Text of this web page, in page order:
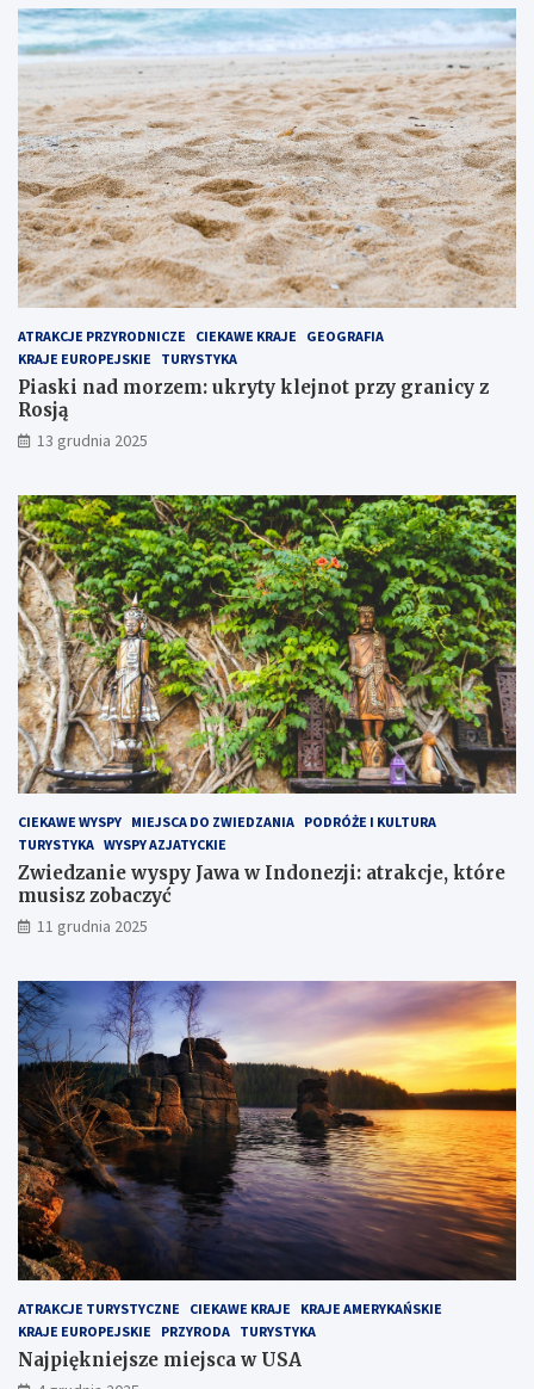
j
p
o
p
u
l
a
r
n
i
e
j
s
z
e
m
i
e
j
s
n
a
P
ó
ł
w
y
s
p
i
e
H
e
s
k
i
m
?
t
p
r
z
y
g
r
a
n
i
c
y
z
R
o
s
j
ą
ATRAKCJE PRZYRODNICZE CIEKAWE KRAJE
GEOGRAFIA
KRAJE EUROPEJSKIE
TURYSTYKA
Piaski nad morzem: ukryty klejnot przy granicy z
Rosją
13 grudnia 2025
CIEKAWE WYSPY MIEJSCA DO ZWIEDZANIA PODRÓŻE I KULTURA
TURYSTYKA WYSPY AZJATYCKIE
Zwiedzanie wyspy Jawa w Indonezji: atrakcje, które
musisz zobaczyć
11 grudnia 2025
ATRAKCJE TURYSTYCZNE CIEKAWE KRAJE
KRAJE AMERYKAŃSKIE
KRAJE EUROPEJSKIE
PRZYRODA TURYSTYKA
Najpiękniejsze miejsca w USA